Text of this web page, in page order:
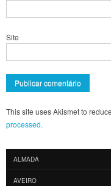
Site
This site uses Akismet to
processed.
ALMADA
AVEIRO